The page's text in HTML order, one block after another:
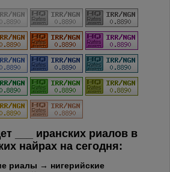
иранских риалов в
найрах на сегодня:
риалы → нигерийские